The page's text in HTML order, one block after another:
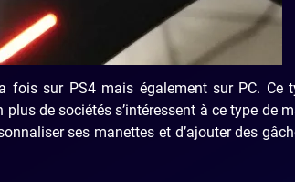
fois sur PS4 mais également sur PC. Ce
de sociétés s’intéressent à ce type de
ses manettes et d’ajouter des